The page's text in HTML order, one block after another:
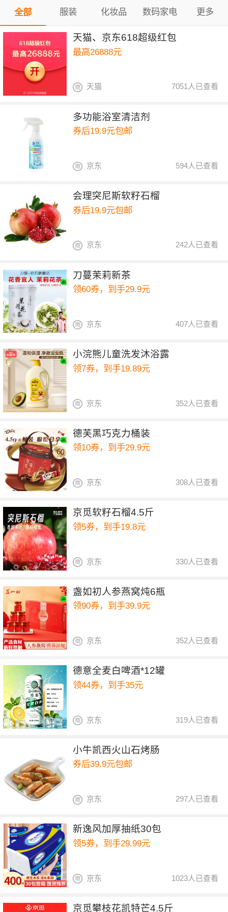
全部 服装 化妆品 数码家电 更多
天猫、京东618超级红包
最高26888元
7051人已查看
天猫
多功能浴室清洁剂
券后19.9元包邮
594人已查看
京东
会理突尼斯软籽石榴
券后19.9元包邮
242人已查看
京东
刀蔓茉莉新茶
领60券，到手29.9元
407人已查看
京东
小浣熊儿童洗发沐浴露
领7券，到手19.89元
352人已查看
京东
德芙黑巧克力桶装
领10券，到手29.9元
308人已查看
京东
京觅软籽石榴4.5斤
领5券，到手19.8元
330人已查看
京东
盏如初人参燕窝炖6瓶
领90券，到手39.9元
352人已查看
京东
德意全麦白啤酒*12罐
领44券，到手35元
319人已查看
京东
小牛凯西火山石烤肠
券后39.9元包邮
297人已查看
京东
新逸风加厚抽纸30包
领5券，到手29.99元
1023人已查看
京东
京觅攀枝花凯特芒4.5斤